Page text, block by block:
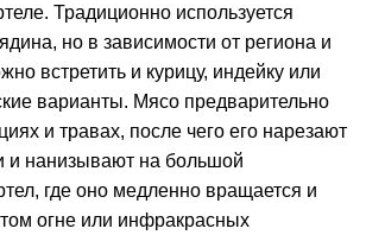
Традиционно используется
но в зависимости от региона и
встретить и курицу, индейку или
варианты. Мясо предварительно
и травах, после чего его нарезают
и нанизывают на большой
где оно медленно вращается и
огне или инфракрасных